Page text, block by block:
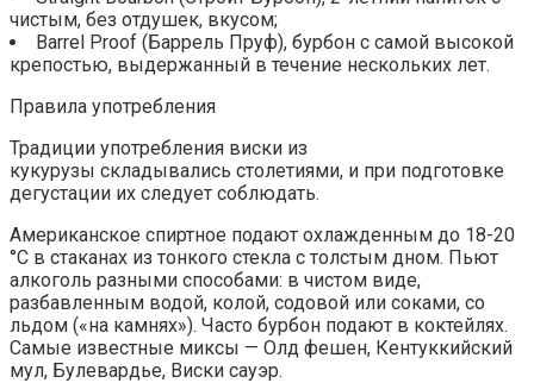
чистым, без отдушек, вкусом;
Barrel Proof (Баррель Пруф), бурбон с самой высокой
крепостью, выдержанный в течение нескольких лет.
Правила употребления
Традиции употребления виски из
кукурузы складывались столетиями, и при подготовке
дегустации их следует соблюдать.
Американское спиртное подают охлажденным до 18-20
°С в стаканах из тонкого стекла с толстым дном. Пьют
алкоголь разными способами: в чистом виде,
разбавленным водой, колой, содовой или соками, со
льдом («на камнях»). Часто бурбон подают в коктейлях.
Самые известные миксы — Олд фешен, Кентуккийский
мул, Булевардье, Виски сауэр.